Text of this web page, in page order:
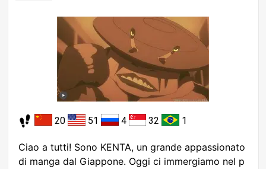
20 51 4 32 1
Ciao a tutti! Sono KENTA, un grande appassionato
di manga dal Giappone. Oggi ci immergiamo nel p